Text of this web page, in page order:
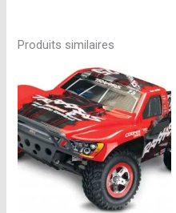
Produits similaires